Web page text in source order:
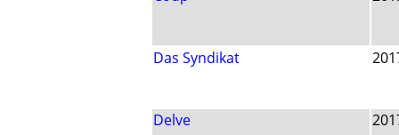
Das Syndikat
Delve